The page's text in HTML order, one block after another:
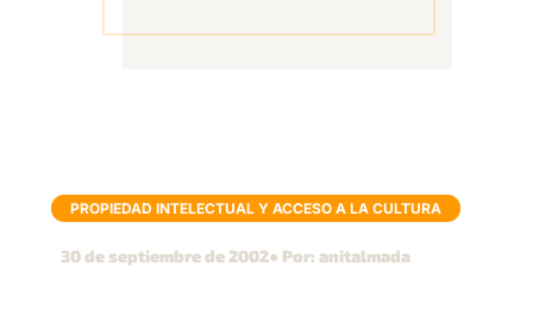
PROPIEDAD INTELECTUAL Y ACCESO A LA CULTURA
30 de septiembre de 2002● Por: anitalmada